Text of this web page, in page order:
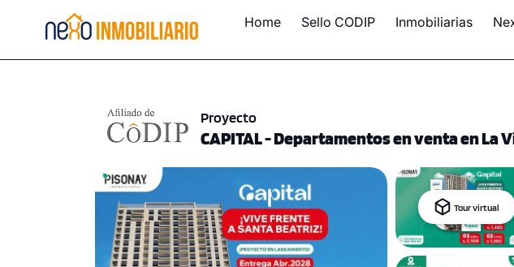
Home Sello CODIP Inmobiliarias
Proyecto
CAPITAL - Departamentos en venta en La
Tour virtual